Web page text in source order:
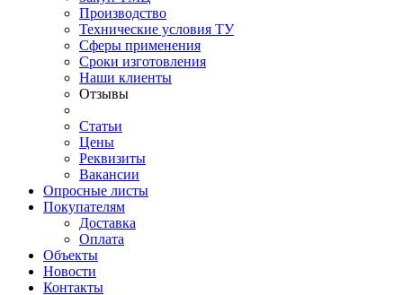
Производство
Технические условия ТУ
Сферы применения
Сроки изготовления
Наши клиенты
Отзывы
Статьи
Цены
Реквизиты
Вакансии
Опросные листы
Покупателям
Доставка
Оплата
Объекты
Новости
Контакты